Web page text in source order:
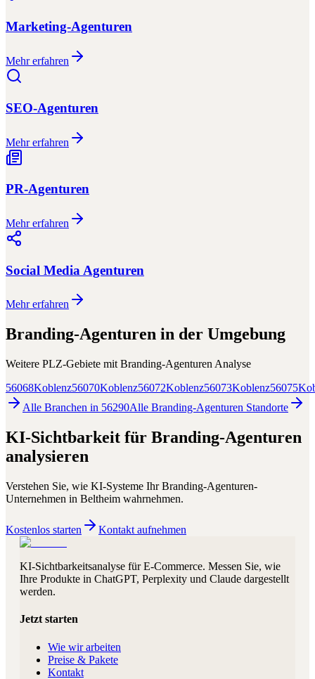
Marketing-Agenturen
Mehr erfahren
SEO-Agenturen
Mehr erfahren
PR-Agenturen
Mehr erfahren
Social Media Agenturen
Mehr erfahren
Branding-Agenturen in der Umgebung
Weitere PLZ-Gebiete mit Branding-Agenturen Analyse
56068Koblenz56070Koblenz56072Koblenz56073Koblenz56075
Alle Branchen in 56290Alle Branding-Agenturen Standorte
KI-Sichtbarkeit für Branding-Agenturen
analysieren
Verstehen Sie, wie KI-Systeme IhrBranding-Agenturen-
Unternehmen in Beltheim wahrnehmen.
Kostenlos starten Kontakt aufnehmen
KI-Sichtbarkeitsanalyse für E-Commerce. Messen Sie, wie
Ihre Produkte in ChatGPT, Perplexity und Claude dargestellt
werden.
Jetzt starten
Wie wir arbeiten
Preise & Pakete
Kontakt